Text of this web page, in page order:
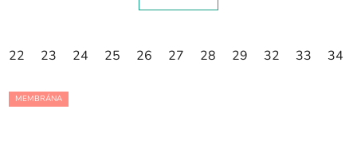
22 23 24 25 26 27 28 29 32 33 34
MEMBRÁNA